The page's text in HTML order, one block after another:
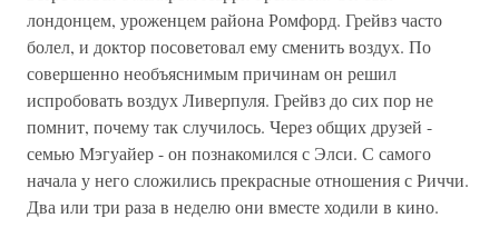
лондонцем, уроженцем района Ромфорд. Грейвз часто
болел, и доктор посоветовал ему сменить воздух. По
совершенно необъяснимым причинам он решил
испробовать воздух Ливерпуля. Грейвз до сих пор не
помнит, почему так случилось. Через общих друзей -
семью Мэгуайер - он познакомился с Элси. С самого
начала у него сложились прекрасные отношения с Риччи.
Два или три раза в неделю они вместе ходили в кино.